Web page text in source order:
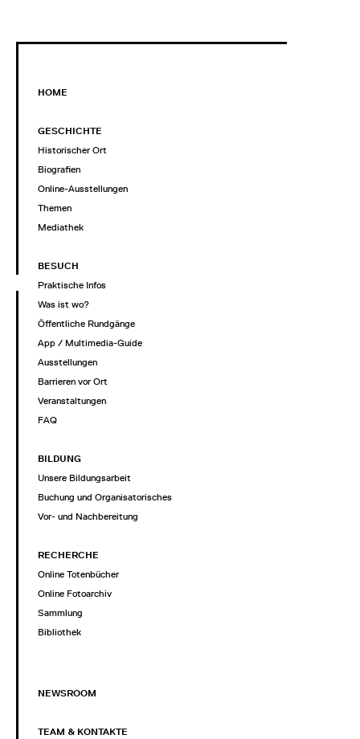
HOME
GESCHICHTE
Historischer Ort
Biografien
Online-Ausstellungen
Themen
Mediathek
BESUCH
Praktische Infos
Was ist wo?
Öffentliche Rundgänge
App / Multimedia-Guide
Ausstellungen
Barrieren vor Ort
Veranstaltungen
FAQ
BILDUNG
Unsere Bildungsarbeit
Buchung und Organisatorisches
Vor- und Nachbereitung
RECHERCHE
Online Totenbücher
Online Fotoarchiv
Sammlung
Bibliothek
NEWSROOM
TEAM & KONTAKTE